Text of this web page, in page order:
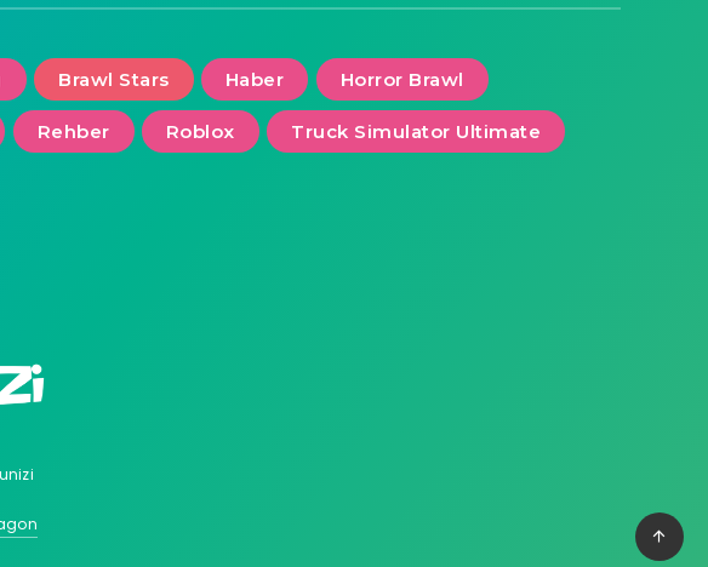
Brawl Stars Haber Horror Brawl
Rehber Roblox Truck Simulator Ultimate